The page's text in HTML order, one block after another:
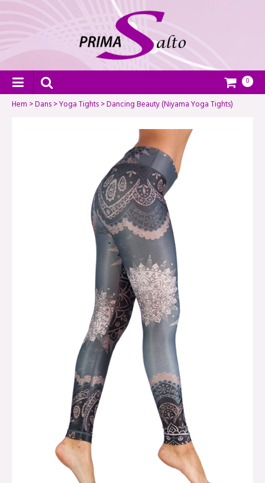
0
Hem >Dans>Yoga Tights>Dancing Beauty (Niyama Yoga Tights)